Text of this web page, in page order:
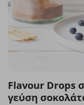
Flavour Drops
γεύση